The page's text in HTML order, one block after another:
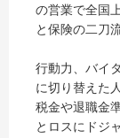
の営業で全国
と保険の二刀
行動力、バイ
に切り替えた
税金や退職金
とロスにドジ